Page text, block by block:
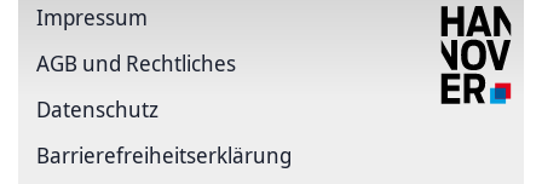
Impressum
AGB und Rechtliches
Datenschutz
Barriere­freiheits­erklärung